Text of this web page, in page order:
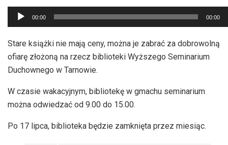
Odtwarzacz
plików
dźwiękowych
00:00 00:00
Stare książki nie mają ceny, można je zabrać za dobrowolną
ofiarę złożoną na rzecz biblioteki Wyższego Seminarium
Duchownego w Tarnowie.
W czasie wakacyjnym, bibliotekę w gmachu seminarium
można odwiedzać od 9.00 do 15.00.
Po 17 lipca, biblioteka będzie zamknięta przez miesiąc.